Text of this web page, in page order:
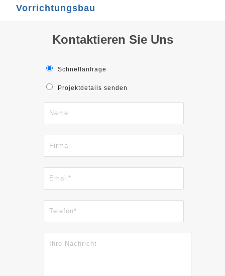
Vorrichtungsbau
Kontaktieren Sie Uns
Schnellanfrage
Projektdetails senden